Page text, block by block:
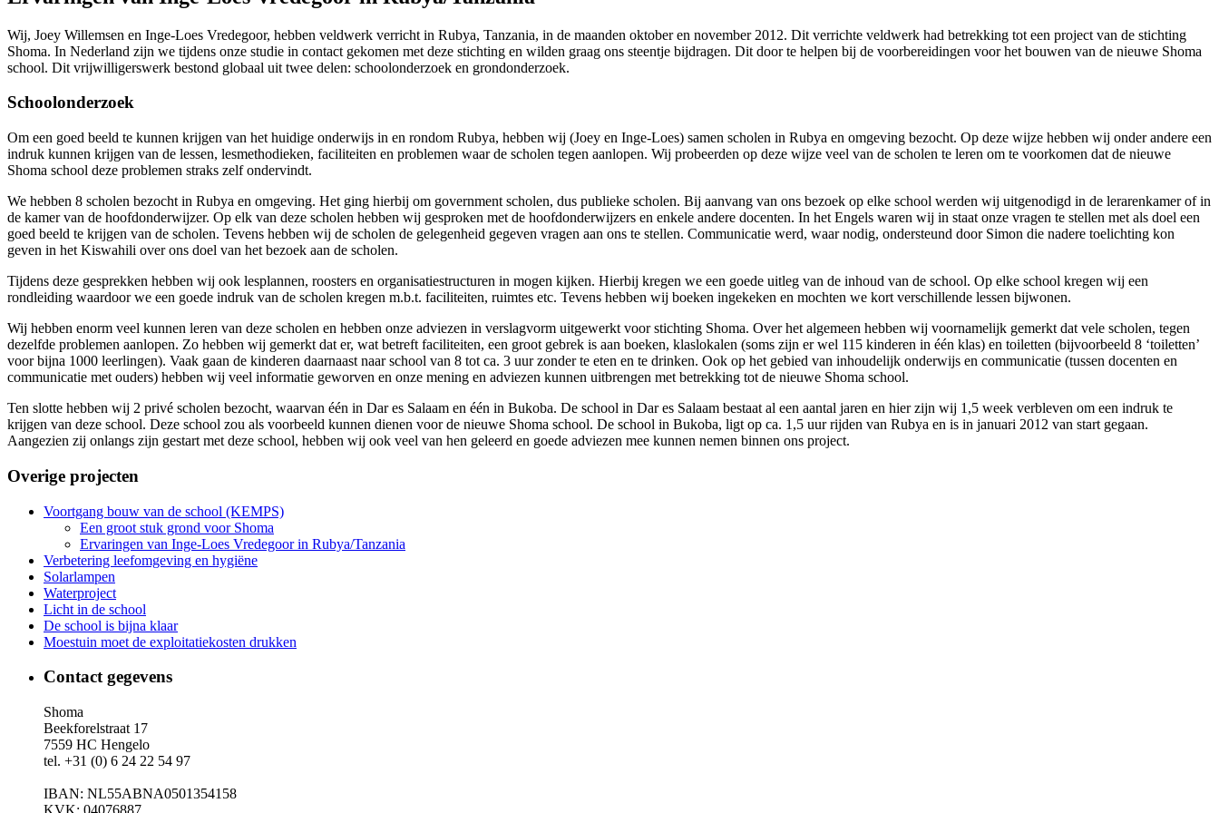
Wij, Joey Willemsen en Inge-Loes Vredegoor, hebben veldwerk verricht in Rubya, Tanzania, in de maanden oktober en november 2012. Dit verrichte veldwerk had betrekking tot een project van de stichting
Shoma. In Nederland zijn we tijdens onze studie in contact gekomen met deze stichting en wilden graag ons steentje bijdragen. Dit door te helpen bij de voorbereidingen voor het bouwen van de nieuwe Shoma
school. Dit vrijwilligerswerk bestond globaal uit twee delen: schoolonderzoek en grondonderzoek.
Schoolonderzoek
Om een goed beeld te kunnen krijgen van het huidige onderwijs in en rondom Rubya, hebben wij (Joey en Inge-Loes) samen scholen in Rubya en omgeving bezocht. Op deze wijze hebben wij onder andere een
indruk kunnen krijgen van de lessen, lesmethodieken, faciliteiten en problemen waar de scholen tegen aanlopen. Wij probeerden op deze wijze veel van de scholen te leren om te voorkomen dat de nieuwe
Shoma school deze problemen straks zelf ondervindt.
We hebben 8 scholen bezocht in Rubya en omgeving. Het ging hierbij om government scholen, dus publieke scholen. Bij aanvang van ons bezoek op elke school werden wij uitgenodigd in de lerarenkamer of in
de kamer van de hoofdonderwijzer. Op elk van deze scholen hebben wij gesproken met de hoofdonderwijzers en enkele andere docenten. In het Engels waren wij in staat onze vragen te stellen met als doel een
goed beeld te krijgen van de scholen. Tevens hebben wij de scholen de gelegenheid gegeven vragen aan ons te stellen. Communicatie werd, waar nodig, ondersteund door Simon die nadere toelichting kon
geven in het Kiswahili over ons doel van het bezoek aan de scholen.
Tijdens deze gesprekken hebben wij ook lesplannen, roosters en organisatiestructuren in mogen kijken. Hierbij kregen we een goede uitleg van de inhoud van de school. Op elke school kregen wij een
rondleiding waardoor we een goede indruk van de scholen kregen m.b.t. faciliteiten, ruimtes etc. Tevens hebben wij boeken ingekeken en mochten we kort verschillende lessen bijwonen.
Wij hebben enorm veel kunnen leren van deze scholen en hebben onze adviezen in verslagvorm uitgewerkt voor stichting Shoma. Over het algemeen hebben wij voornamelijk gemerkt dat vele scholen, tegen
dezelfde problemen aanlopen. Zo hebben wij gemerkt dat er, wat betreft faciliteiten, een groot gebrek is aan boeken, klaslokalen (soms zijn er wel 115 kinderen in één klas) en toiletten (bijvoorbeeld 8 ‘toiletten’
voor bijna 1000 leerlingen). Vaak gaan de kinderen daarnaast naar school van 8 tot ca. 3 uur zonder te eten en te drinken. Ook op het gebied van inhoudelijk onderwijs en communicatie (tussen docenten en
communicatie met ouders) hebben wij veel informatie geworven en onze mening en adviezen kunnen uitbrengen met betrekking tot de nieuwe Shoma school.
Ten slotte hebben wij 2 privé scholen bezocht, waarvan één in Dar es Salaam en één in Bukoba. De school in Dar es Salaam bestaat al een aantal jaren en hier zijn wij 1,5 week verbleven om een indruk te
krijgen van deze school. Deze school zou als voorbeeld kunnen dienen voor de nieuwe Shoma school. De school in Bukoba, ligt op ca. 1,5 uur rijden van Rubya en is in januari 2012 van start gegaan.
Aangezien zij onlangs zijn gestart met deze school, hebben wij ook veel van hen geleerd en goede adviezen mee kunnen nemen binnen ons project.
Overige projecten
Voortgang bouw van de school (KEMPS)
Een groot stuk grond voor Shoma
Ervaringen van Inge-Loes Vredegoor in Rubya/Tanzania
Verbetering leefomgeving en hygiëne
Solarlampen
Waterproject
Licht in de school
De school is bijna klaar
Moestuin moet de exploitatiekosten drukken
Contact gegevens
Shoma
Beekforelstraat 17
7559 HC Hengelo
tel. +31 (0) 6 24 22 54 97
IBAN: NL55ABNA0501354158
KVK: 04076887